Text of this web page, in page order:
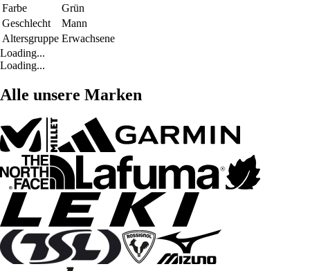
Farbe
Grün
Geschlecht
Mann
Altersgruppe Erwachsene
Loading...
Loading...
Alle unsere Marken